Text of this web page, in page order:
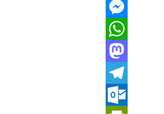
Gmail
Messenger
WhatsApp
Mastodon
Telegram